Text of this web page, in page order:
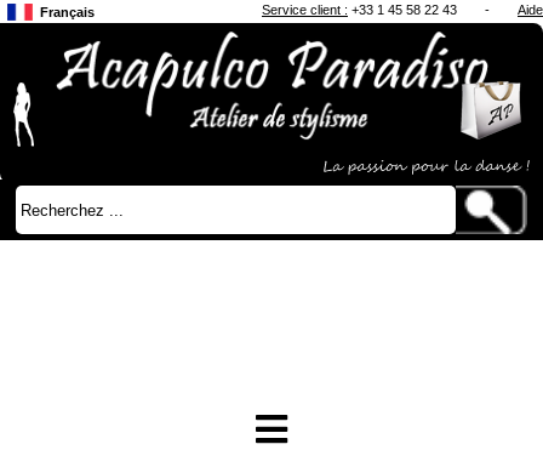
Français
Japonais
Service client : +33 1 45 58 22 43 - Aide